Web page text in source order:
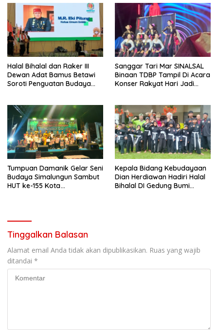
Halal Bihalal dan Raker III
Dewan Adat Bamus Betawi
Soroti Penguatan Budaya
Sanggar Tari Mar SINALSAL
Binaan TDBP Tampil Di Acara
Konser Rakyat Hari Jadi
Tumpuan Damanik Gelar Seni
Budaya Simalungun Sambut
HUT ke-155 Kota
‎Kepala Bidang Kebudayaan
Dian Herdiawan Hadiri Halal
Bihalal DI Gedung Bumi
Tinggalkan Balasan
Alamat email Anda tidak akan dipublikasikan. Ruas yang wajib
ditandai *